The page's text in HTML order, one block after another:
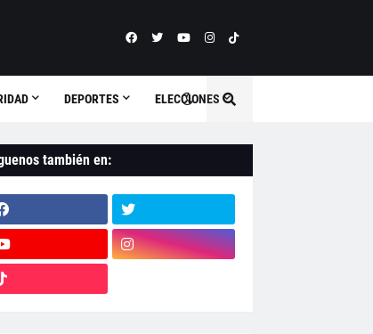
DEPORTES ELECCIONES
también en: